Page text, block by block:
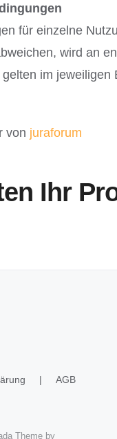
für einzelne
wird an
im jeweiligen
von juraforum
Ihr
AGB
Theme by